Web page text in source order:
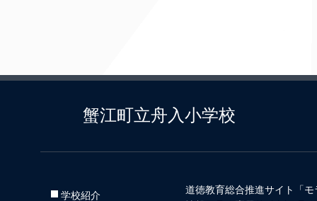
蟹江町立舟入小学校
学校紹介
道徳教育総合推進サイト「モ